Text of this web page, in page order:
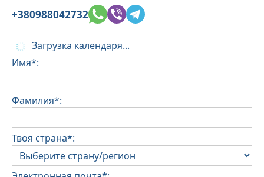
+380988042732
Загрузка календаря...
Имя*:
Фамилия*:
Твоя страна*: